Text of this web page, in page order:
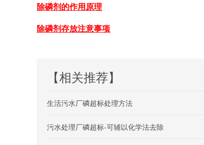
除磷剂的作用原理
除磷剂存放注意事项
【相关推荐】
生活污水厂磷超标处理方法
污水处理厂磷超标-可辅以化学法去除